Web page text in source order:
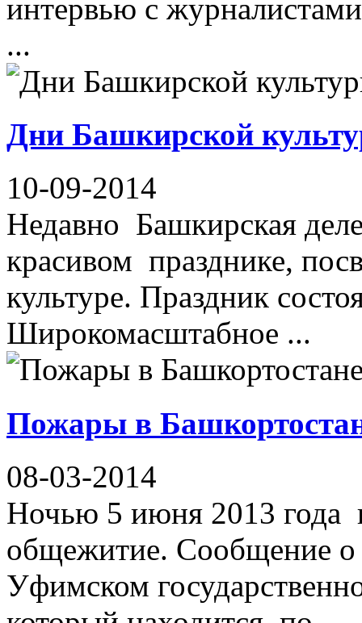
интервью с
...
Дни Башкирской
10-09-2014
Недавно Башкирская
красивом празднике,
культуре. Праздник
Широкомасштабное ...
Пожары в
08-03-2014
Ночью 5 июня 2013 года
общежитие. Сообщение
Уфимском